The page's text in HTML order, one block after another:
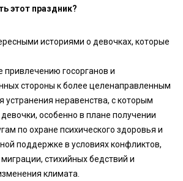
этот праздник?
историями о девочках, которые
привлечению госорганов и
стороны к более целенаправленным
устранения неравенства, с которым
особенно в плане получении
по охране психического здоровья и
поддержке в условиях конфликтов,
стихийных бедствий и
климата.